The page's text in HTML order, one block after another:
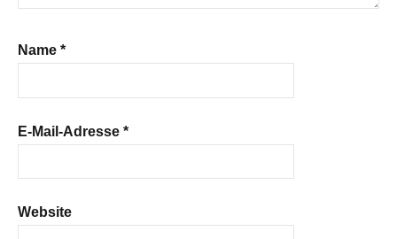
Name *
E-Mail-Adresse *
Website